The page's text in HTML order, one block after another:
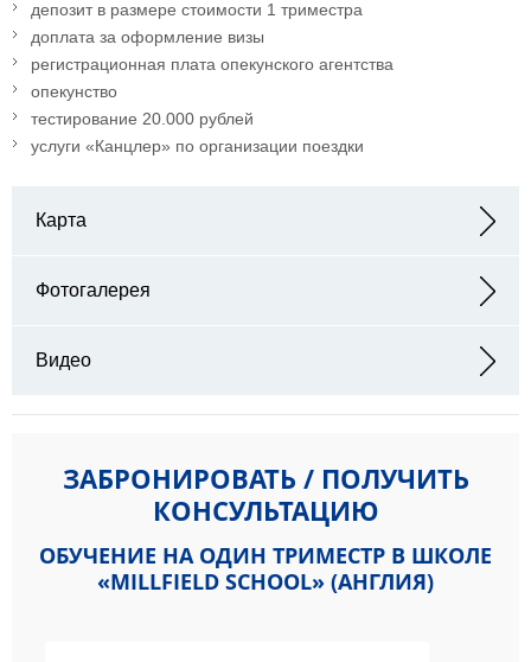
депозит в размере стоимости 1 триместра
доплата за оформление визы
регистрационная плата опекунского агентства
опекунство
тестирование 20.000 рублей
услуги «Канцлер» по организации поездки
Карта
Фотогалерея
Видео
ЗАБРОНИРОВАТЬ / ПОЛУЧИТЬ
КОНСУЛЬТАЦИЮ
ОБУЧЕНИЕ НА ОДИН ТРИМЕСТР В ШКОЛЕ
«MILLFIELD SCHOOL» (АНГЛИЯ)